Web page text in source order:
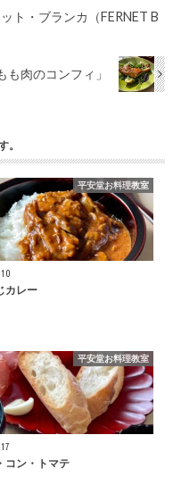
ト・ブランカ（FERNET B
肉のコンフィ」
。
平安堂お料理教室
カレー
平安堂お料理教室
コン・トマテ